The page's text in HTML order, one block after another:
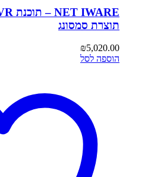
תוצרת סמסונג
₪5,020.00
הוספה לסל